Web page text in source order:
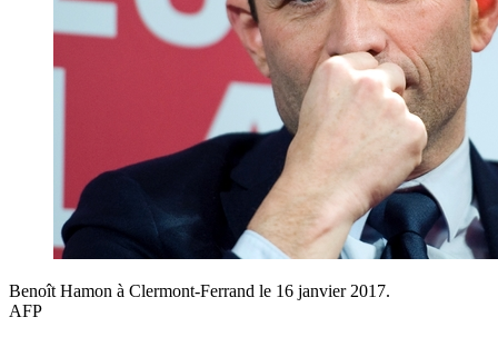
Benoît Hamon à Clermont-Ferrand le 16 janvier 2017.
AFP